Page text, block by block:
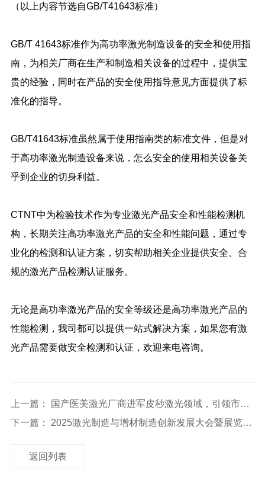
（以上内容节选自GB/T41643标准）
GB/T 41643标准作为高功率激光制造设备的安全和使用指
南，为相关厂商在生产和制造相关设备的过程中，提供宝
贵的经验，同时在产品的安全使用指导意见方面提供了标
准化的指导。
GB/T41643标准虽然属于使用指南类的标准文件，但是对
于高功率激光制造设备来说，怎么安全的使用相关设备关
乎到企业的切身利益。
CTNT中为检验技术作为专业激光产品安全和性能检测机
构，长期关注高功率激光产品的安全和性能问题，通过专
业化的检测和认证方案，切实帮助相关企业提供安全、合
规的激光产品检测认证服务。
无论是高功率激光产品的安全等级还是高功率激光产品的
性能检测，我司都可以提供一站式解决方案，如果您有激
光产品需要做安全检测和认证，欢迎来电咨询。
上一篇： 国产医美激光厂商进军皮秒激光领域，引领市场变革
下一篇： 2025激光制造与增材制造创新发展大会暨展览会盛大启动：创新
返回列表